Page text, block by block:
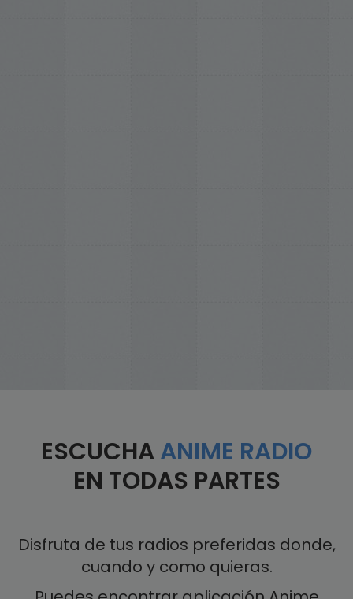
ESCUCHAANIME RADIO
EN TODAS PARTES
Disfruta de tus radios preferidas donde,
cuando y como quieras.